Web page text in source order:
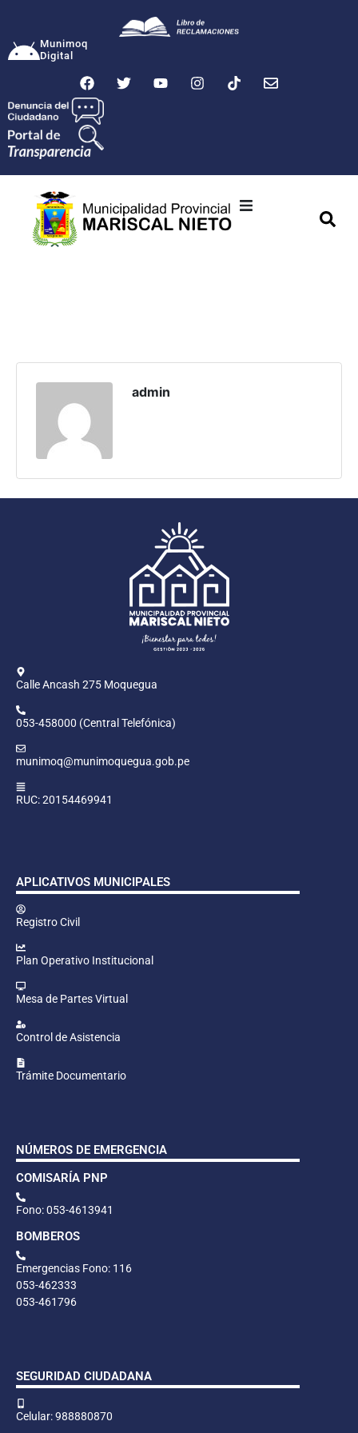
Munimoq
Digital
admin
Calle Ancash 275 Moquegua
053-458000 (Central Telefónica)
munimoq@munimoquegua.gob.pe
RUC: 20154469941
APLICATIVOS MUNICIPALES
Registro Civil
Plan Operativo Institucional
Mesa de Partes Virtual
Control de Asistencia
Trámite Documentario
NÚMEROS DE EMERGENCIA
COMISARÍA PNP
Fono: 053-4613941
BOMBEROS
Emergencias Fono: 116
053-462333
053-461796
SEGURIDAD CIUDADANA
Celular: 988880870